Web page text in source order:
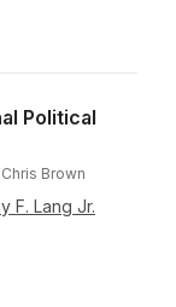
Political
Brown
F. Lang Jr.